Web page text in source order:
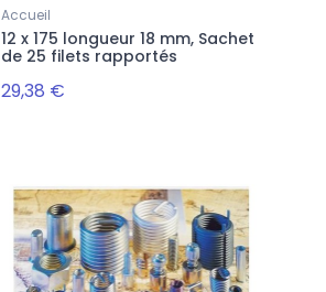
Accueil
12 x 175 longueur 18 mm, Sachet
de 25 filets rapportés
29,38 €